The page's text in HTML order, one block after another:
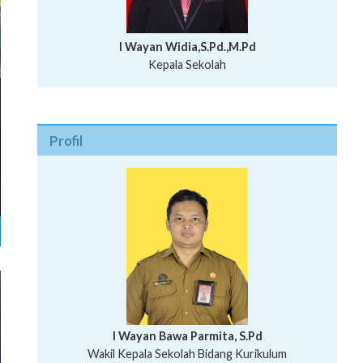
I Wayan Widia,S.Pd.,M.Pd
Kepala Sekolah
Profil
I Wayan Bawa Parmita, S.Pd
Wakil Kepala Sekolah Bidang Kurikulum
I Wayan Gede Aditya Pratita, S.Pd., M.Sn
Ni Wayan Nopi Sutantri, S.Pd.